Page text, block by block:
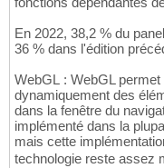
En 2022, 38,2 % du
36 % dans l'édition
WebGL : WebGL
dynamiquement des
dans la fenêtre du
implémenté dans la
mais cette
technologie reste assez